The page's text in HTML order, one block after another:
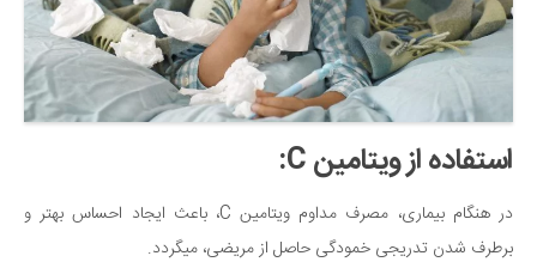
استفاده از ویتامین C:
در هنگام بیماری، مصرف مداوم ویتامین C، باعث ایجاد احساس بهتر و
برطرف شدن تدریجی خمودگی حاصل از مریضی، میگردد.